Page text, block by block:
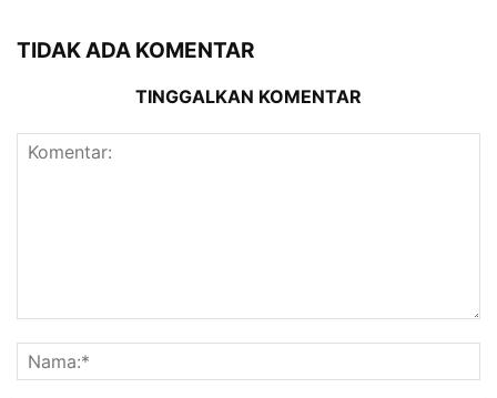
TIDAK ADA KOMENTAR
TINGGALKAN KOMENTAR